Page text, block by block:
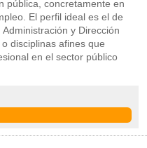
pública, concretamente en
El perfil ideal es el de
y Dirección
disciplinas afines que
en el sector público